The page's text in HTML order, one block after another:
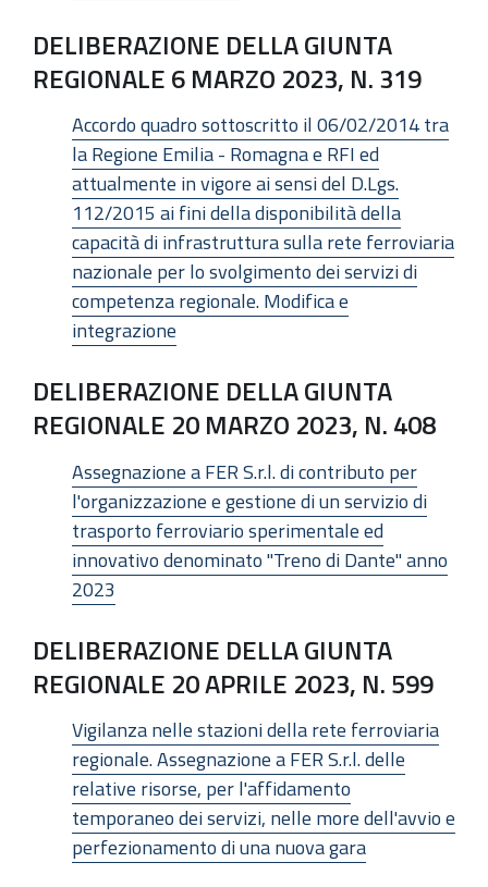
DELIBERAZIONE DELLA GIUNTA
REGIONALE 6 MARZO 2023, N. 319
Accordo quadro sottoscritto il 06/02/2014 tra
la Regione Emilia - Romagna e RFI ed
attualmente in vigore ai sensi del D.Lgs.
112/2015 ai fini della disponibilità della
capacità di infrastruttura sulla rete ferroviaria
nazionale per lo svolgimento dei servizi di
competenza regionale. Modifica e
integrazione
DELIBERAZIONE DELLA GIUNTA
REGIONALE 20 MARZO 2023, N. 408
Assegnazione a FER S.r.l. di contributo per
l'organizzazione e gestione di un servizio di
trasporto ferroviario sperimentale ed
innovativo denominato "Treno di Dante" anno
2023
DELIBERAZIONE DELLA GIUNTA
REGIONALE 20 APRILE 2023, N. 599
Vigilanza nelle stazioni della rete ferroviaria
regionale. Assegnazione a FER S.r.l. delle
relative risorse, per l'affidamento
temporaneo dei servizi, nelle more dell'avvio e
perfezionamento di una nuova gara